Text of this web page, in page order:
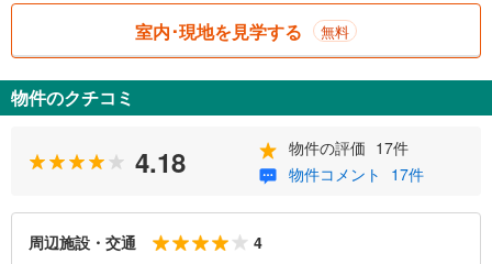
室内･現地を見学する 無料
物件のクチコミ
4.18 物件の評価 17件
物件コメント
17件
周辺施設・交通
4